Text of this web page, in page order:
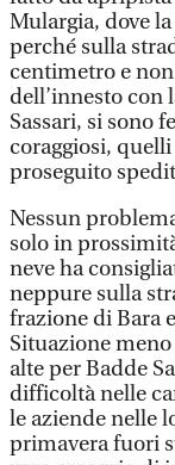
Mulargia, dove
perché sulla
centimetro e
dell’innesto
Sassari, si sono
coraggiosi,
proseguito
Nessun
solo in
neve ha
neppure sulla
frazione di Bara
Situazione
alte per Badde
difficoltà nelle
le aziende nelle
primavera fuori